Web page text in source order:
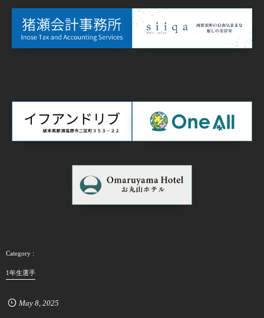
1年生選手
May 8, 2025